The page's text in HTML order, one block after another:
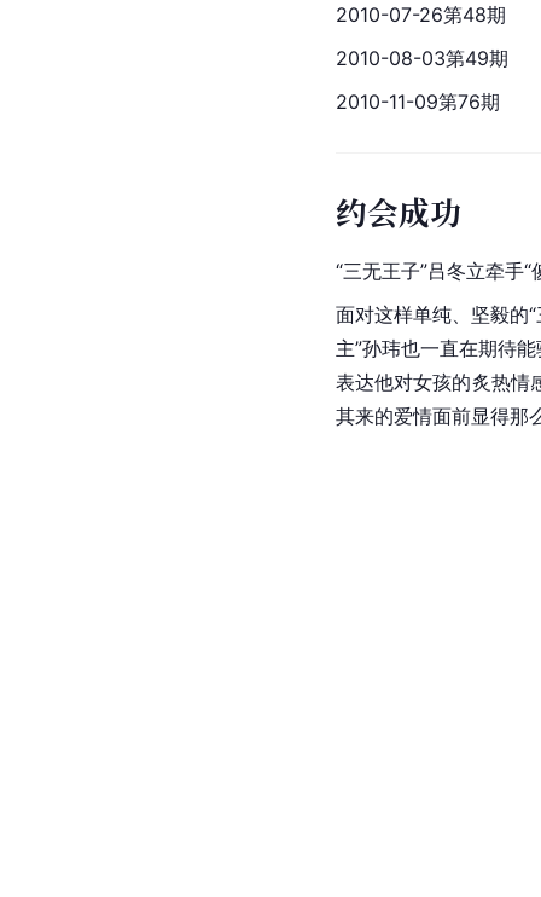
2010-07-26第48期
2010-08-03第49期
2010-11-09第76期
约会成功
“三无王子”吕冬立牵手“
面对这样单纯、坚毅的
主”孙玮也一直在期待
表达他对女孩的炙热情
其来的爱情面前显得那